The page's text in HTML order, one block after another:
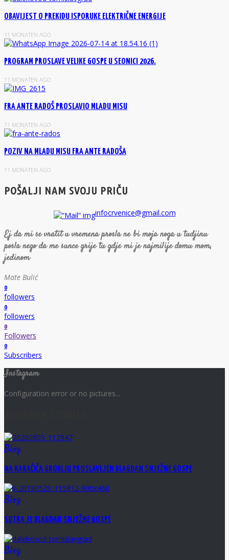
OBAVIJEST O PREKIDU ISPORUKE ELEKTRIČNE ENERGIJE
11 MONATEN AGO
PROGRAM PROSLAVE VELIKE GOSPE U SEONICI 2026.
11 MONATEN AGO
FRA ANTE RADOŠ PROSLAVIO MLADU MISU
11 MONATEN AGO
POZIV NA MLADU MISU FRA ANTE RADOŠA
11 MONATEN AGO
POŠALJI NAM SVOJU PRIČU
infocrvenice@gmail.com
Ej da mi se vratit u vremena prosla ne bi moja noga u tudjinu
posla nego da me sunce grije tu gdje mi je najmilije domu mom,
jedinom
Mate Bulić
0
followers
0
followers
0
Followers
0
Subscribers
Instagram
Configuration error or no pictures...
Blog
NA KARAČIĆA GROBLJU PROSLAVLJEN BLAGDAN SNJEŽNE GOSPE
Blog
SUTRA JE BLAGDAN SNJEŽNE GOSPE
Blog